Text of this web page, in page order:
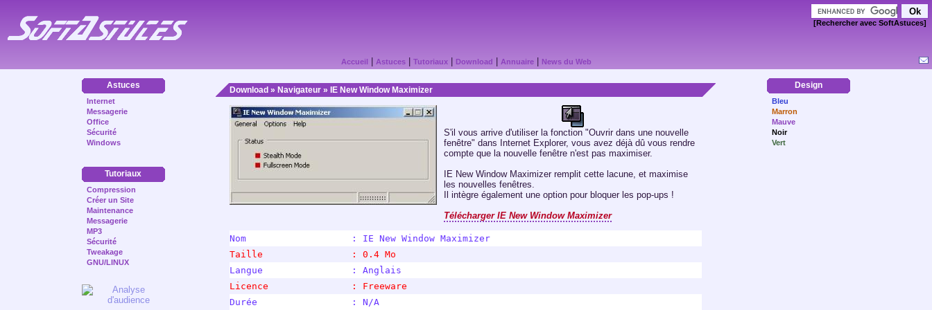
[Rechercher avec SoftAstuces]
Accueil Astuces| Tutoriaux| Download Annuaire| News du Web
Astuces
Internet
Messagerie
Office
Sécurité
Windows
Tutoriaux
Compression
Créer un Site
Maintenance
Messagerie
MP3
Sécurité
Tweakage
GNU/LINUX
Download » Navigateur » IE New Window Maximizer
S'il vous arrive d'utiliser la fonction "Ouvrir dans une nouvelle
fenêtre" dans Internet Explorer, vous avez déjà dû vous rendre
compte que la nouvelle fenêtre n'est pas maximiser.
IE New Window Maximizer remplit cette lacune, et maximise
les nouvelles fenêtres.
Il intègre également une option pour bloquer les pop-ups !
Télécharger IE New Window Maximizer
Nom                   : IE New Window Maximizer
Taille                : 0.4 Mo
Langue                : Anglais
Licence               : Freeware
Durée                 : N/A
Design
Bleu
Marron
Mauve
Noir
Vert